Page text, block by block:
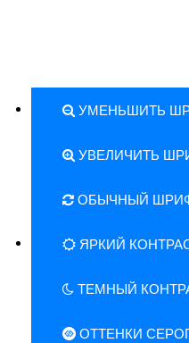
УМЕНЬШИТЬ
УВЕЛИЧИТЬ
ОБЫЧНЫЙ
ЯРКИЙ
ТЕМНЫЙ
ОТТЕНКИ